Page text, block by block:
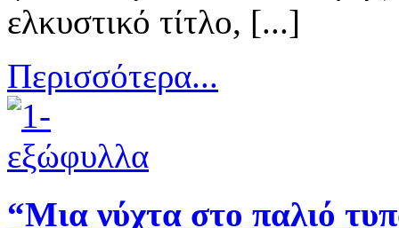
ελκυστικό τίτλο, [...]
Περισσότερα...
“Μια νύχτα στο παλιό